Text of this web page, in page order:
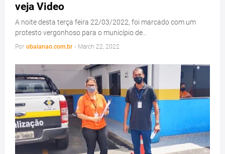
veja Video
A noite desta terça feira 22/03/2022, foi marcado com um
protesto vergonhoso para o município de…
Por obaianao.com.br - March 22, 2022